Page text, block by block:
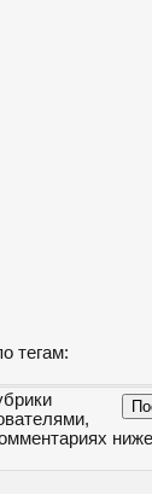
тегам: